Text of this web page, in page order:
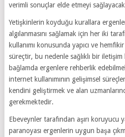
verimli sonuçlar elde etmeyi
Yetişkinlerin koyduğu kurallara
algılanmasını sağlamak için her iki
kullanımı konusunda yapıcı ve
süreçtir, bu nedenle sağlıklı bir
bağlamda ergenlere rehberlik
internet kullanımının gelişimsel
kendini geliştirmek ve alan
gerekmektedir.
Ebeveynler tarafından aşırı koruyucu
paranoyası ergenlerin uygun başa